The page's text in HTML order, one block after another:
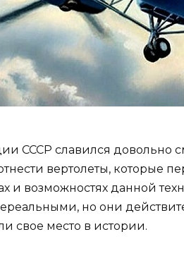
СССР славился
вертолеты, которые
и возможностях данной
но они
свое место в истории.